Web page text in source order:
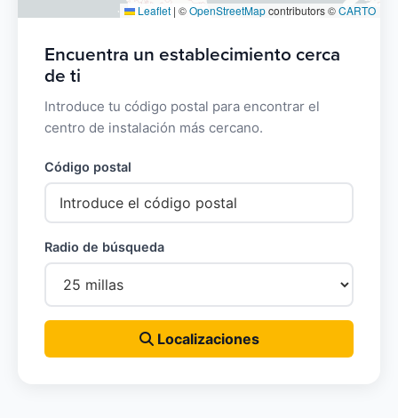
Leaflet | ©OpenStreetMapcontributors ©CARTO
Encuentra un establecimiento cerca
de ti
Introduce tu código postal para encontrar el
centro de instalación más cercano.
Código postal
Radio de búsqueda
Localizaciones